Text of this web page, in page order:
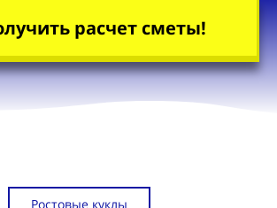
расчет сметы!
Ростовые куклы